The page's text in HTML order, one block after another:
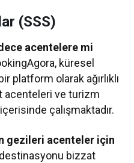
(SSS)
acentelere mi
küresel
platform olarak ağırlıklı
acenteleri ve turizm
çalışmaktadır.
gezileri acenteler için
bizzat